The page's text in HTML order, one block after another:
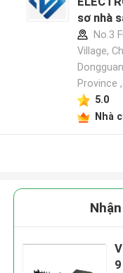
sơ nhà
No.3
Village,
Province
5.0
Nhà